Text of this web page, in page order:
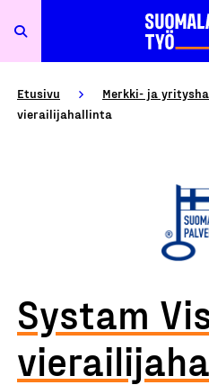
Etusivu Merkki- ja
vierailijahallinta
Systam